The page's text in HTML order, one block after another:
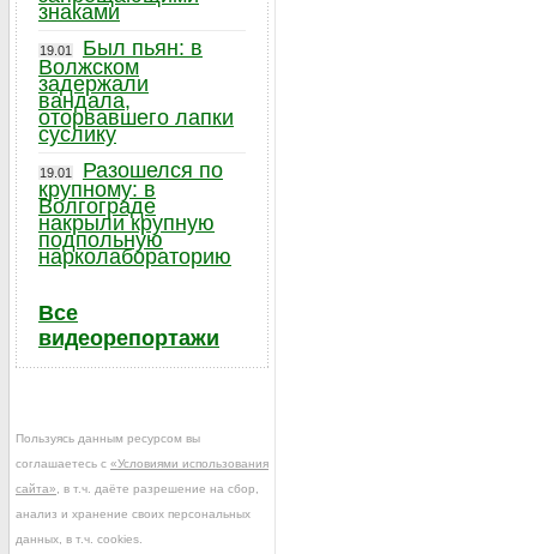
знаками
19.01
Был пьян: в
Волжском
задержали
вандала,
оторвавшего лапки
суслику
19.01
Разошелся по
крупному: в
Волгограде
накрыли крупную
подпольную
нарколабораторию
Все
видеорепортажи
Пользуясь данным ресурсом вы
соглашаетесь с «Условиями использования
сайта» , в т.ч. даёте разрешение на сбор,
анализ и хранение своих персональных
данных, в т.ч. cookies.